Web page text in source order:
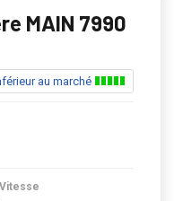
MAIN 7990
au marché